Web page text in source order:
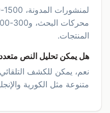
المنتجات.
هل يمكن تحليل النص
نعم، يمكن للكشف
متنوعة مثل الكورية